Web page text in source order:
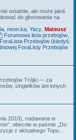
ostatnie, ale może jakiś
do głosowania na
neon.ka Yacy Mateusz
Forumowa lista przebojów,
Przebojów (kiedyś:
ForaListy Przebojów
Trójki — za
singielków ani innych
2010), nadawana w
obecnie w paśmie „Do
z aktualnego Topu...